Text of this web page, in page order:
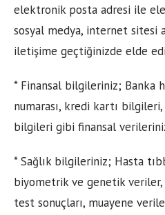
elektronik posta adresi ile
sosyal medya, internet sitesi
iletişime geçtiğinizde elde
* Finansal bilgileriniz; Banka
numarası, kredi kartı
bilgileri gibi finansal
* Sağlık bilgileriniz; Hasta
biyometrik ve genetik veriler,
test sonuçları, muayene